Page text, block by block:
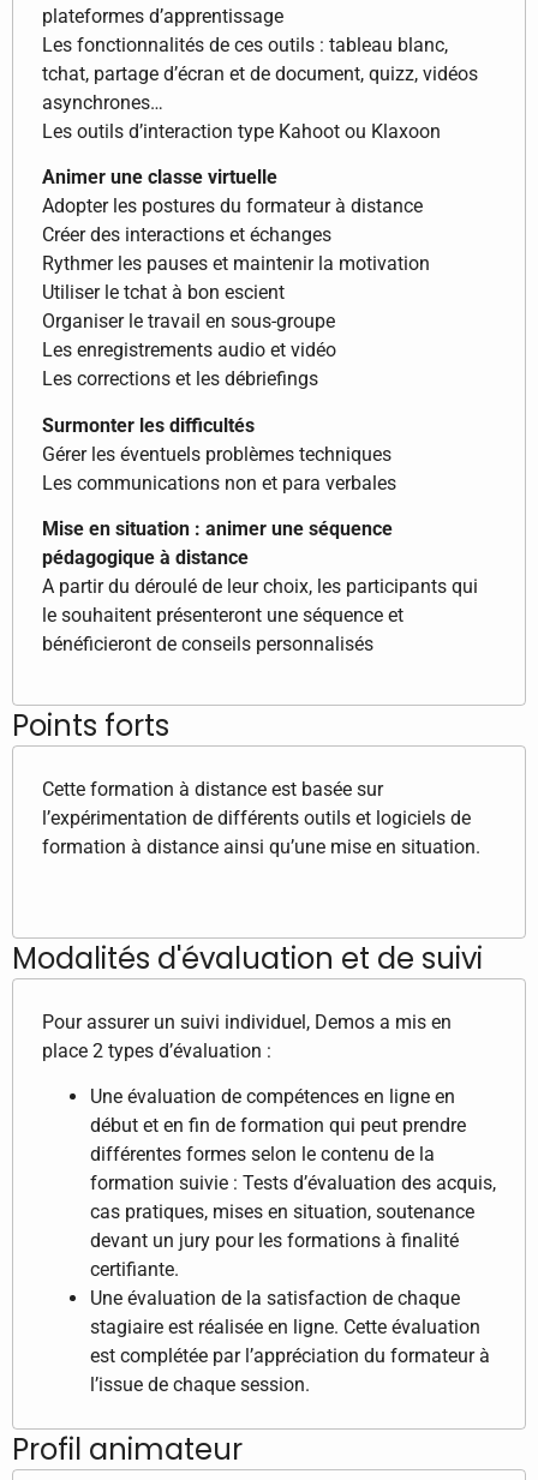
plateformes d’apprentissage
Les fonctionnalités de ces outils : tableau blanc,
tchat, partage d’écran et de document, quizz, vidéos
asynchrones…
Les outils d’interaction type Kahoot ou Klaxoon
Animer une classe virtuelle
Adopter les postures du formateur à distance
Créer des interactions et échanges
Rythmer les pauses et maintenir la motivation
Utiliser le tchat à bon escient
Organiser le travail en sous-groupe
Les enregistrements audio et vidéo
Les corrections et les débriefings
Surmonter les difficultés
Gérer les éventuels problèmes techniques
Les communications non et para verbales
Mise en situation : animer une séquence
pédagogique à distance
A partir du déroulé de leur choix, les participants qui
le souhaitent présenteront une séquence et
bénéficieront de conseils personnalisés
Points forts
Cette formation à distance est basée sur
l’expérimentation de différents outils et logiciels de
formation à distance ainsi qu’une mise en situation.
Modalités d'évaluation et de suivi
Pour assurer un suivi individuel, Demos a mis en
place 2 types d’évaluation :
Une évaluation de compétences en ligne en
début et en fin de formation qui peut prendre
différentes formes selon le contenu de la
formation suivie : Tests d’évaluation des acquis,
cas pratiques, mises en situation, soutenance
devant un jury pour les formations à finalité
certifiante.
Une évaluation de la satisfaction de chaque
stagiaire est réalisée en ligne. Cette évaluation
est complétée par l’appréciation du formateur à
l’issue de chaque session.
Profil animateur